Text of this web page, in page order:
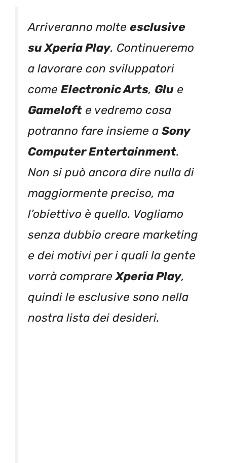
Arriveranno molte esclusive
su Xperia Play. Continueremo
a lavorare con sviluppatori
come Electronic Arts, Glu e
Gameloft e vedremo cosa
potranno fare insieme a Sony
Computer Entertainment.
Non si può ancora dire nulla di
maggiormente preciso, ma
l’obiettivo è quello. Vogliamo
senza dubbio creare marketing
e dei motivi per i quali la gente
vorrà comprareXperia Play,
quindi le esclusive sono nella
nostra lista dei desideri.